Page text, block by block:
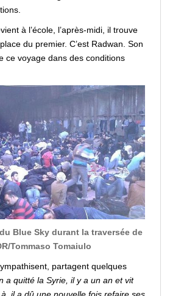
.
à l’école, l’après-midi, il trouve
du premier. C’est Radwan. Son
ce voyage dans des conditions
Blue Sky durant la traversée de
Tommaso Tomaiulo
partagent quelques
a quitté la Syrie , il y a un an et vit
il a dû une nouvelle fois refaire ses